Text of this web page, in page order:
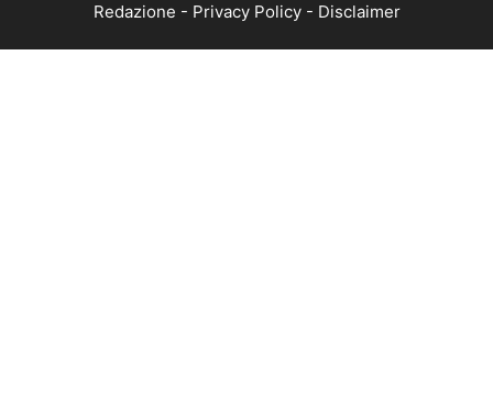
Redazione - Privacy Policy- Disclaimer